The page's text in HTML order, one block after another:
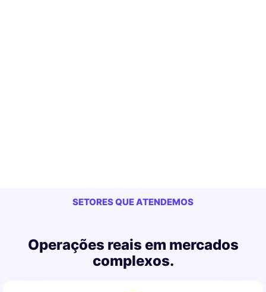
SETORES QUE ATENDEMOS
Operações reais em mercados
complexos.